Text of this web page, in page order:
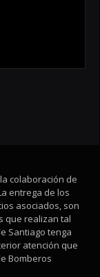
colaboración de
entrega de los
asociados, son
que realizan tal
Santiago tenga
atención que
Bomberos